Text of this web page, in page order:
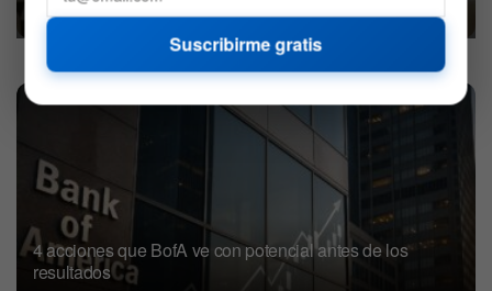
30 DE DICIEMBRE DE 2020 559
4 acciones que BofA ve con potencial antes de los
resultados
Suscribirme gratis